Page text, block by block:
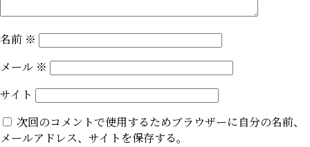
名前 ※
メール ※
サイト
次回のコメントで使用するためブラウザーに自分の名前、
メールアドレス、サイトを保存する。